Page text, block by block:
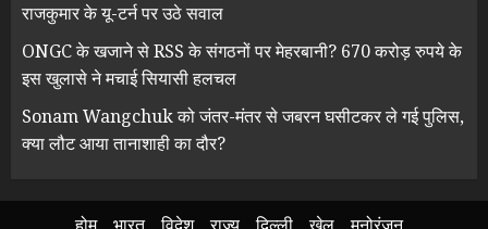
राजकुमार के यू-टर्न पर उठे सवाल
ONGC के खजाने से RSS के संगठनों पर मेहरबानी? 670 करोड़ रुपये के
इस खुलासे ने मचाई सियासी हलचल
Sonam Wangchuk को जंतर-मंतर से जबरन घसीटकर ले गई पुलिस,
क्या लौट आया तानाशाही का दौर?